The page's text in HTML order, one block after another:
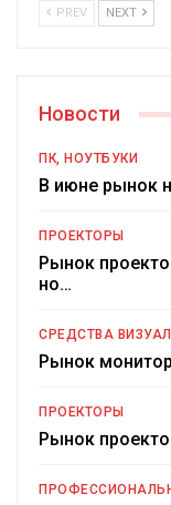
PREV NEXT
Новости
ПК, НОУТБУКИ
В июне рынок
ПРОЕКТОРЫ
Рынок
но…
СРЕДСТВА
Рынок
ПРОЕКТОРЫ
Рынок